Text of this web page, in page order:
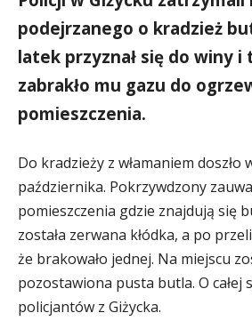
podejrzanego o kradzież
latek przyznał się do winy i
zabrakło mu gazu do
pomieszczenia.
Do kradzieży z włamaniem doszło
października. Pokrzywdzony
pomieszczenia gdzie znajdują się
została zerwana kłódka, a po
że brakowało jednej. Na miejscu
pozostawiona pusta butla. O całej
policjantów z Giżycka.